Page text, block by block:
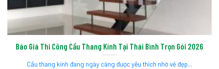
Báo Giá Thi Công Cầu Thang Kính Tại Thái Bình Trọn Gói 2026
Cầu thang kính đang ngày càng được yêu thích nhờ vẻ đẹp...